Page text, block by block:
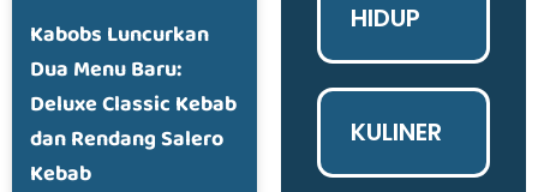
Kabobs Luncurkan
Dua Menu Baru:
Deluxe Classic Kebab
dan Rendang Salero
Kebab
HIDUP
KULINER